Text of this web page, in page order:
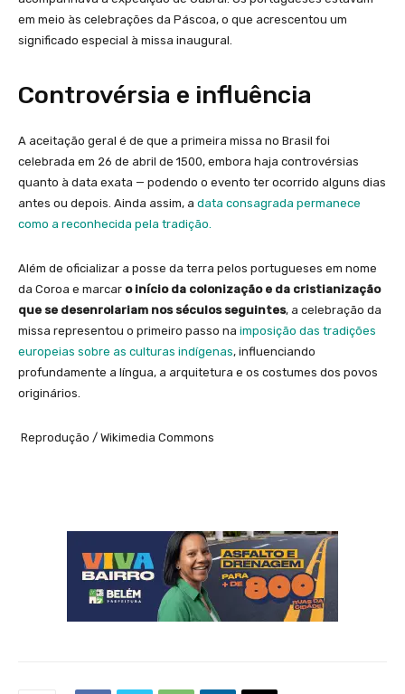
em meio às celebrações da Páscoa, o que acrescentou um
significado especial à missa inaugural.
Controvérsia e influência
A aceitação geral é de que a primeira missa no Brasil foi
celebrada em 26 de abril de 1500, embora haja controvérsias
quanto à data exata — podendo o evento ter ocorrido alguns dias
antes ou depois. Ainda assim, a data consagrada permanece
como a reconhecida pela tradição.
Além de oficializar a posse da terra pelos portugueses em nome
da Coroa e marcar o início da colonização e da cristianização
que se desenrolariam nos séculos seguintes, a celebração da
missa representou o primeiro passo na imposição das tradições
europeias sobre as culturas indígenas, influenciando
profundamente a língua, a arquitetura e os costumes dos povos
originários.
Reprodução / Wikimedia Commons